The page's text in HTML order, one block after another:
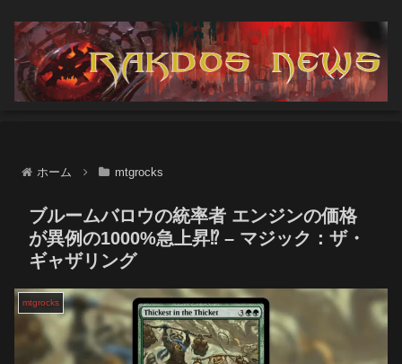
ホーム mtgrocks
ブルームバロウの統率者 エンジンの価格
が異例の1000%急上昇⁉ – マジック：ザ・
ギャザリング
mtgrocks